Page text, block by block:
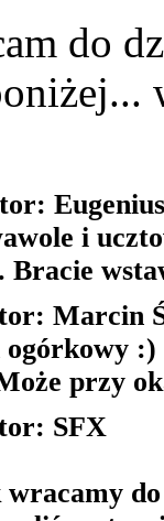
do
i
Marcin
ogórkowy
przy
SFX